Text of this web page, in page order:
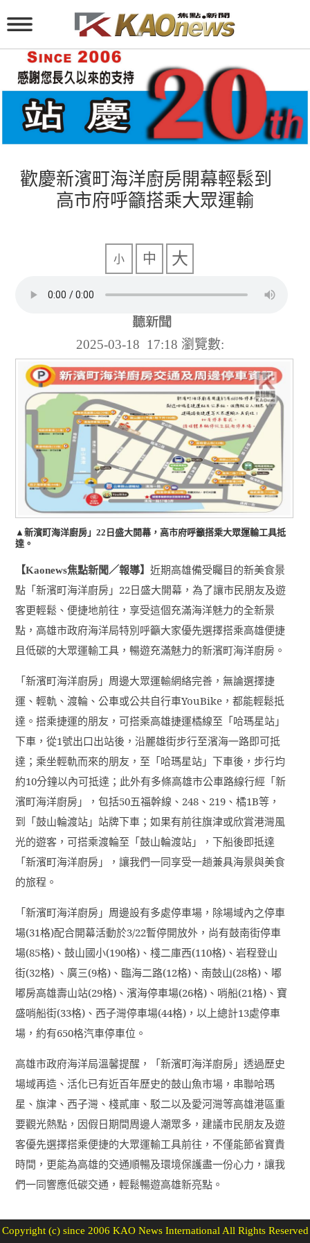
歡慶新濱町海洋廚房開幕輕鬆到
高市府呼籲搭乘大眾運輸
小 中 大
2025-03-18 17:18 瀏覽數:
▲新濱町海洋廚房」22日盛大開幕，高市府呼籲搭乘大眾運輸工具抵
達。
【Kaonews焦點新聞／報導】近期高雄備受矚目的新美食景
點「新濱町海洋廚房」 22日盛大開幕，為了讓市民朋友及遊
客更輕鬆、便捷地前往，享受這個充滿海洋魅力的全新景
點，高雄市政府海洋局特別呼籲大家優先選擇搭乘高雄便捷
且低碳的大眾運輸工具，暢遊充滿魅力的新濱町海洋廚房。
「新濱町海洋廚房」周邊大眾運輸網絡完善，無論選擇捷
運、輕軌、渡輪、公車或公共自行車YouBike ，都能輕鬆抵
達。搭乘捷運的朋友，可搭乘高雄捷運橘線至「哈瑪星站」
下車，從1號出口出站後，沿麗雄街步行至濱海一路即可抵
達；乘坐輕軌而來的朋友，至「哈瑪星站」下車後，步行均
約10分鐘以內可抵達；此外有多條高雄市公車路線行經「新
濱町海洋廚房」，包括50五福幹線、 248 、 219 、橘1B等，
到「鼓山輪渡站」站牌下車；如果有前往旗津或欣賞港灣風
光的遊客，可搭乘渡輪至「鼓山輪渡站」，下船後即抵達
「新濱町海洋廚房」，讓我們一同享受一趟兼具海景與美食
的旅程。
「新濱町海洋廚房」周邊設有多處停車場，除場域內之停車
場(31格)配合開幕活動於3/22暫停開放外，尚有鼓南街停車
場(85格) 、鼓山國小(190格) 、棧二庫西(110格) 、岩程登山
街(32格) 、廣三(9格) 、臨海二路(12格) 、南鼓山(28格) 、嘟
嘟房高雄壽山站(29格) 、濱海停車場(26格) 、哨船(21格) 、寶
盛哨船街(33格) 、西子灣停車場(44格) ，以上總計13處停車
場，約有650格汽車停車位。
高雄市政府海洋局溫馨提醒，「新濱町海洋廚房」透過歷史
場域再造、活化已有近百年歷史的鼓山魚市場，串聯哈瑪
星、旗津、西子灣、棧貳庫、駁二以及愛河灣等高雄港區重
要觀光熱點，因假日期間周邊人潮眾多，建議市民朋友及遊
客優先選擇搭乘便捷的大眾運輸工具前往，不僅能節省寶貴
時間，更能為高雄的交通順暢及環境保護盡一份心力，讓我
們一同響應低碳交通，輕鬆暢遊高雄新亮點。
Copyright (c) since 2006 KAO News International All Rights Reserved